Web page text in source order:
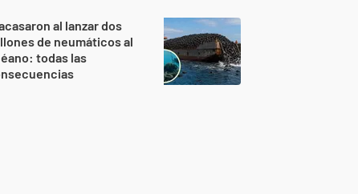
al lanzar dos
de neumáticos al
todas las